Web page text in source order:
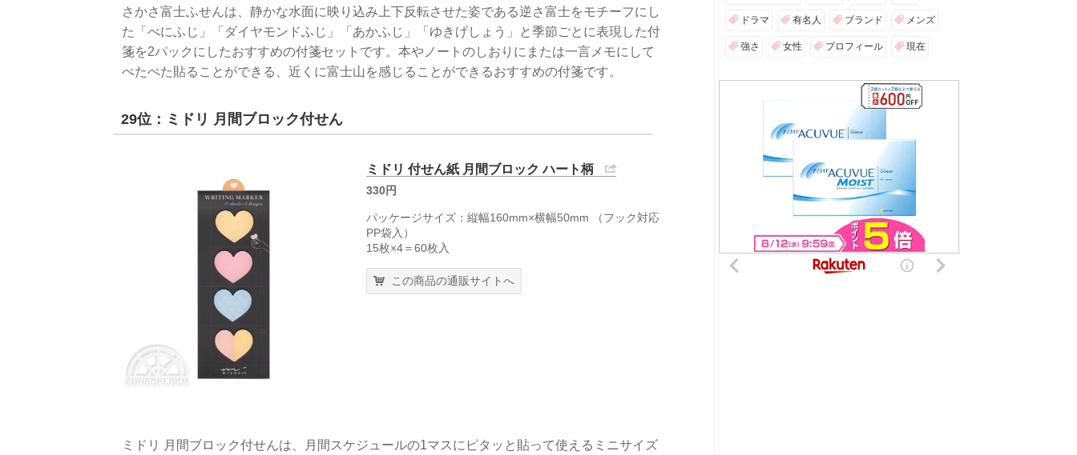
さかさ富士ふせんは、静かな水面に映り込み上下反転させた姿である逆さ富士をモチーフにし
た「べにふじ」「ダイヤモンドふじ」「あかふじ」「ゆきげしょう」と季節ごとに表現した付
箋を2パックにしたおすすめの付箋セットです。本やノートのしおりにまたは一言メモにして
ぺたぺた貼ることができる、近くに富士山を感じることができるおすすめの付箋です。
29位：ミドリ 月間ブロック付せん
ミドリ 付せん紙 月間ブロック ハート柄
330円
パッケージサイズ：縦幅160mm×横幅50mm （フック対応
PP袋入）
15枚×4＝60枚入
この商品の通販サイトへ
ミドリ 月間ブロック付せんは、月間スケジュールの1マスにピタッと貼って使えるミニサイズ
ドラマ 有名人 ブランド メンズ
強さ 女性 プロフィール 現在